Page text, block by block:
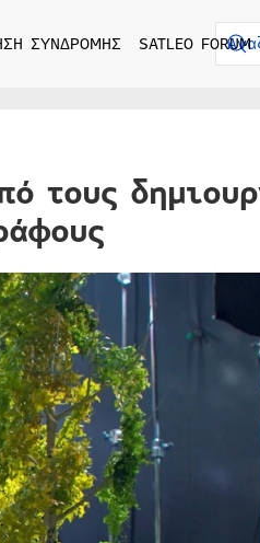
ΣΥΝΔΡΟΜΗΣ SATLEO FORUM
τους